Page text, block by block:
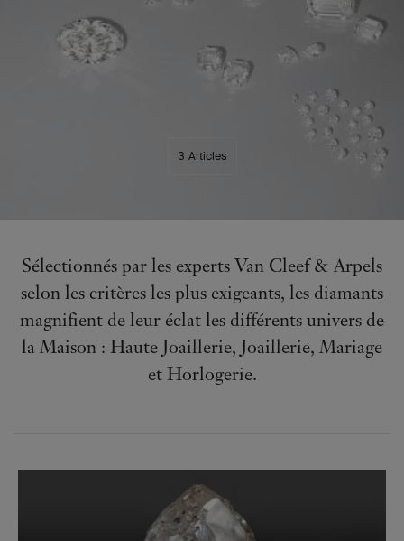
3 Articles
Sélectionnés par les experts Van Cleef & Arpels
selon les critères les plus exigeants, les diamants
magnifient de leur éclat les différents univers de
la Maison : Haute Joaillerie, Joaillerie, Mariage
et Horlogerie.